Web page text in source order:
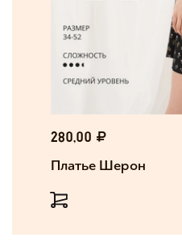
280,00
Платье Шерон